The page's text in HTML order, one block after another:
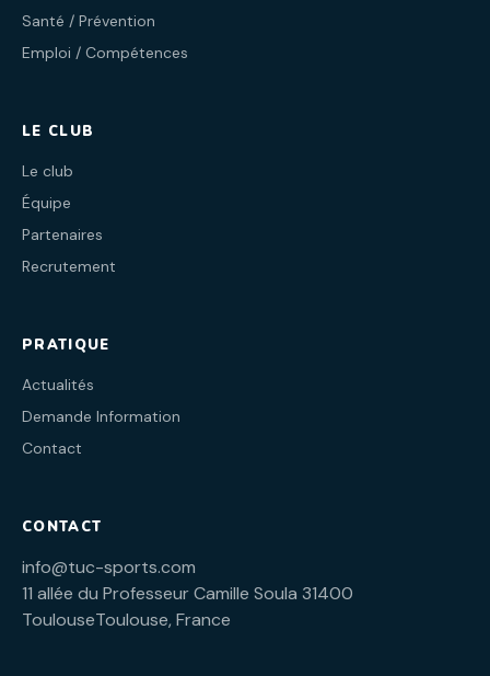
Santé / Prévention
Emploi / Compétences
LE CLUB
Le club
Équipe
Partenaires
Recrutement
PRATIQUE
Actualités
Demande Information
Contact
CONTACT
info@tuc-sports.com
11 allée du Professeur Camille Soula 31400
ToulouseToulouse, France